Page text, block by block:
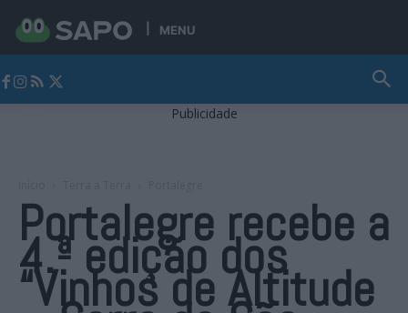
MENU
Publicidade
Portalegre recebe a
4.ª edição dos
“Vinhos de Altitude